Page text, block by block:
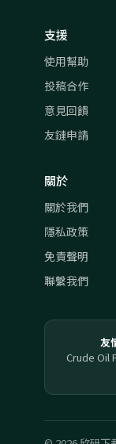
支援
使用幫助
投稿合作
意見回饋
友鏈申請
關於
關於我們
隱私政策
免責聲明
聯繫我們
友
Crude Oil